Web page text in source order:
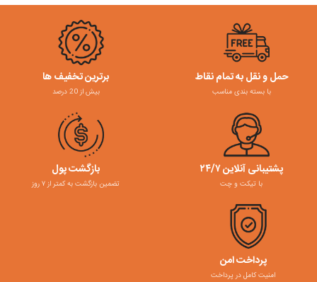
حمل و نقل به تمام نقاط
با بسته بندی مناسب
برترین تخفیف ها
بیش از 20 درصد
پشتیبانی آنلاین ۲۴/۷
با تیکت و چت
بازگشت پول
تضمین بازگشت به کمتر از ۷ روز
پرداخت امن
امنیت کامل در پرداخت